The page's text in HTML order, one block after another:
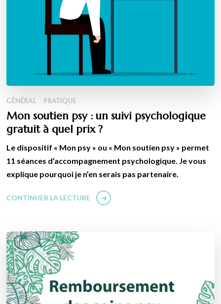
GÉNÉRAL PRATIQUE
Mon soutien psy : un suivi psychologique
gratuit à quel prix ?
Le dispositif « Mon psy » ou « Mon soutien psy » permet
11 séances d’accompagnement psychologique. Je vous
explique pourquoi je n’en serais pas partenaire.
CONTINUER LA LECTURE